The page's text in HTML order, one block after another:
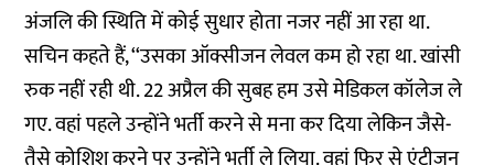
अंजलि की स्थिति में कोई सुधार होता नजर नहीं आ रहा था.
सचिन कहते हैं, ‘‘उसका ऑक्सीजन लेवल कम हो रहा था. खांसी
रुक नहीं रही थी. 22 अप्रैल की सुबह हम उसे मेडिकल कॉलेज ले
गए. वहां पहले उन्होंने भर्ती करने से मना कर दिया लेकिन जैसे-